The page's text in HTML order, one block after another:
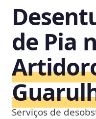
de Pia
Serviços de